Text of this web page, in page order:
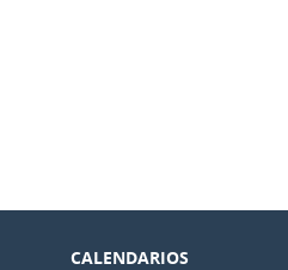
CALENDARIOS